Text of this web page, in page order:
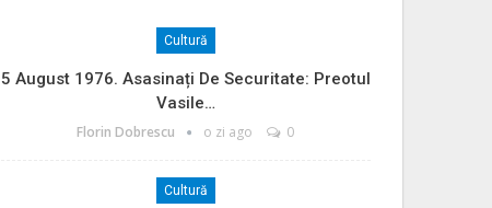
Cultură
5 August 1976. Asasinați De Securitate: Preotul
Vasile…
Florin Dobrescu o zi ago 0
Cultură